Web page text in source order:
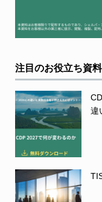
注目のお役立ち資料
違